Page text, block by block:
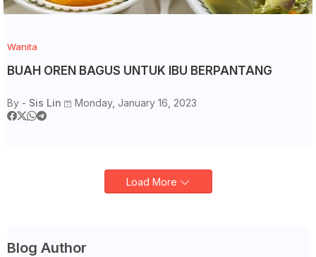
Wanita
BUAH OREN BAGUS UNTUK IBU BERPANTANG
By - Sis Lin Monday, January 16, 2023
Load More
Blog Author